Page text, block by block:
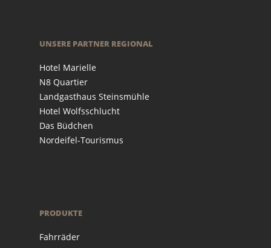
UNSERE PARTNER REGIONAL
Hotel Marielle
N8 Quartier
Landgasthaus Steinsmühle
Hotel Wolfsschlucht
Das Büdchen
Nordeifel-Tourismus
PRODUKTE
Fahrräder